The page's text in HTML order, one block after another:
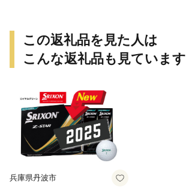
この返礼品を見た人は
こんな返礼品も見ています
兵庫県丹波市